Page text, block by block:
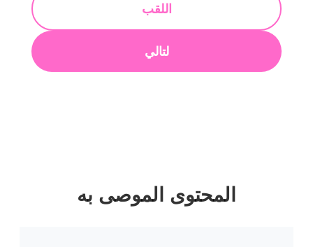
اللقب
لتالي
المحتوى الموصى به